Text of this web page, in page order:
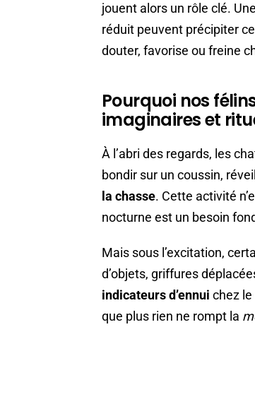
jouent alors un rôle clé. Une
réduit peuvent précipiter
douter, favorise ou freine
Pourquoi nos
imaginaires et
À l’abri des regards, les
bondir sur un coussin,
la chasse. Cette activité
nocturne est un besoin
Mais sous l’excitation,
d’objets, griffures
indicateurs d’ennui chez
que plus rien ne rompt la